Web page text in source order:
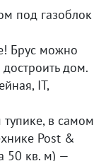
под газоблок
Брус можно
дом.
IT,
в самом
Post &
50 кв. м) —